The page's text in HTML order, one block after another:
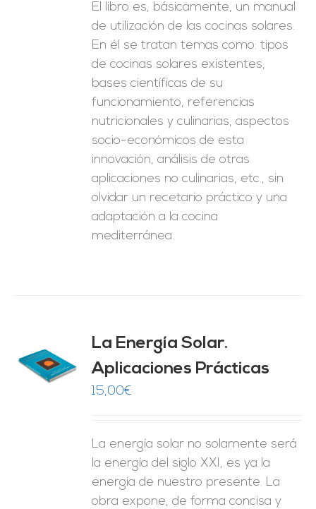
El libro es, básicamente, un manual
de utilización de las cocinas solares.
En él se tratan temas como: tipos
de cocinas solares existentes,
bases científicas de su
funcionamiento, referencias
nutricionales y culinarias, aspectos
socio-económicos de esta
innovación, análisis de otras
aplicaciones no culinarias, etc., sin
olvidar un recetario práctico y una
adaptación a la cocina
mediterránea.
La Energía Solar.
Aplicaciones Prácticas
15,00€
La energía solar no solamente será
la energía del siglo XXI, es ya la
energía de nuestro presente. La
obra expone, de forma concisa y